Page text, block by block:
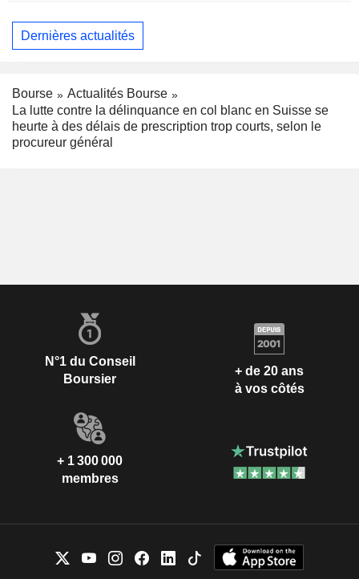
Dernières actualités
Bourse
Actualités Bourse
La lutte contre la délinquance en col blanc en Suisse se
heurte à des délais de prescription trop courts, selon le
procureur général
N°1 du Conseil
Boursier
+ de 20 ans
à vos côtés
+ 1 300 000
membres